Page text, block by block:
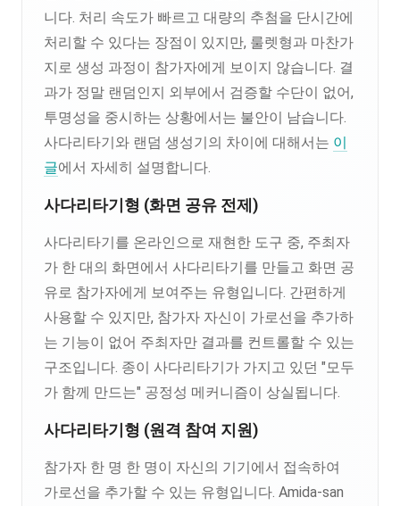
니다. 처리 속도가 빠르고 대량의 추첨을 단시간에
처리할 수 있다는 장점이 있지만, 룰렛형과 마찬가
지로 생성 과정이 참가자에게 보이지 않습니다. 결
과가 정말 랜덤인지 외부에서 검증할 수단이 없어,
투명성을 중시하는 상황에서는 불안이 남습니다.
사다리타기와 랜덤 생성기의 차이에 대해서는 이
글에서 자세히 설명합니다.
사다리타기형 (화면 공유 전제)
사다리타기를 온라인으로 재현한 도구 중, 주최자
가 한 대의 화면에서 사다리타기를 만들고 화면 공
유로 참가자에게 보여주는 유형입니다. 간편하게
사용할 수 있지만, 참가자 자신이 가로선을 추가하
는 기능이 없어 주최자만 결과를 컨트롤할 수 있는
구조입니다. 종이 사다리타기가 가지고 있던 "모두
가 함께 만드는" 공정성 메커니즘이 상실됩니다.
사다리타기형 (원격 참여 지원)
참가자 한 명 한 명이 자신의 기기에서 접속하여
가로선을 추가할 수 있는 유형입니다. Amida-san